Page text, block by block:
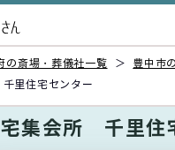
の斎場・葬儀社一覧 ＞ 豊中市
里住宅センター
集会所 千里住